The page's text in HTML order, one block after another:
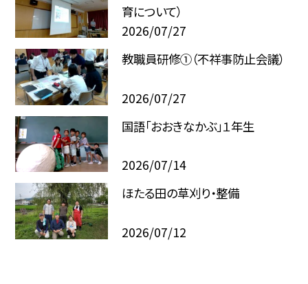
育について）
2026/07/27
教職員研修①（不祥事防止会議）
2026/07/27
国語「おおきなかぶ」１年生
2026/07/14
ほたる田の草刈り・整備
2026/07/12